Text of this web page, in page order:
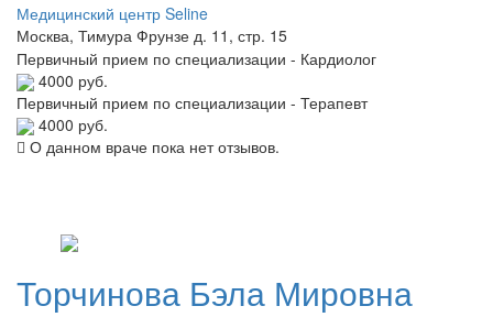
Медицинский центр Seline
Москва, Тимура Фрунзе д. 11, стр. 15
Первичный прием по специализации - Кардиолог
4000 руб.
Первичный прием по специализации - Терапевт
4000 руб.
О данном враче пока нет отзывов.
Торчинова Бэла Мировна